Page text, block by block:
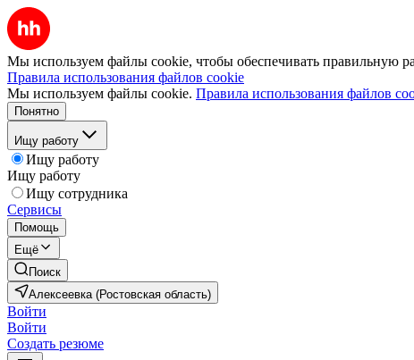
Мы используем файлы cookie, чтобы обеспечивать правильную
Правила использования файлов cookie
Мы используем файлы cookie. Правила использования файлов
Понятно
Ищу работу
Ищу работу
Ищу работу
Ищу сотрудника
Сервисы
Помощь
Ещё
Поиск
Алексеевка (Ростовская область)
Войти
Войти
Создать резюме